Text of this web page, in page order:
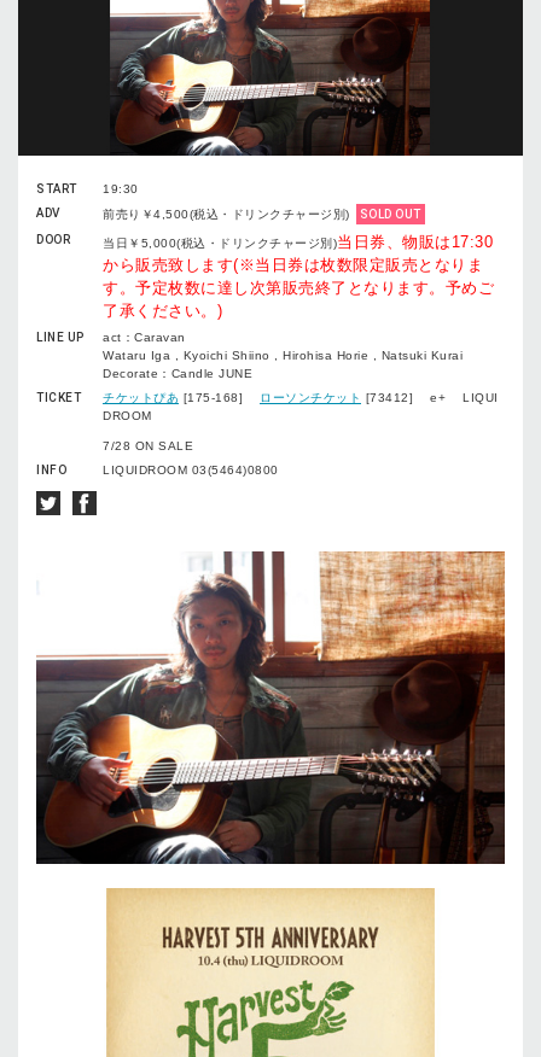
START
19:30
ADV
前売り￥4,500(税込・ドリンクチャージ別)
SOLD OUT
DOOR
当日￥5,000(税込・ドリンクチャージ別)当日券、物販は17:30
から販売致します(※当日券は枚数限定販売となりま
す。予定枚数に達し次第販売終了となります。予めご
了承ください。)
LINE UP
act：Caravan
Wataru Iga , Kyoichi Shiino , Hirohisa Horie , Natsuki Kurai
Decorate：Candle JUNE
TICKET
チケットぴあ [175-168] ローソンチケット [73412] e+ LIQUI
DROOM
7/28 ON SALE
INFO
LIQUIDROOM 03(5464)0800